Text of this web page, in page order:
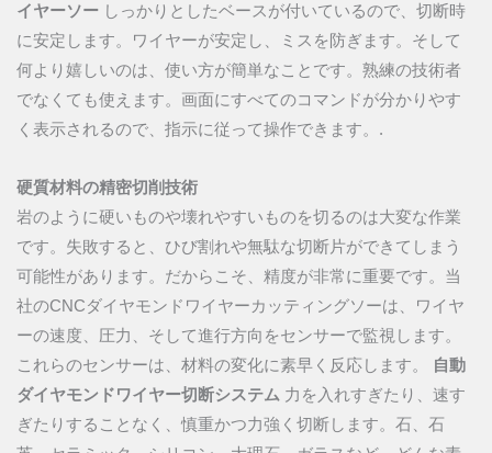
イヤーソー しっかりとしたベースが付いているので、切断時
に安定します。ワイヤーが安定し、ミスを防ぎます。そして
何より嬉しいのは、使い方が簡単なことです。熟練の技術者
でなくても使えます。画面にすべてのコマンドが分かりやす
く表示されるので、指示に従って操作できます。.
硬質材料の精密切削技術
岩のように硬いものや壊れやすいものを切るのは大変な作業
です。失敗すると、ひび割れや無駄な切断片ができてしまう
可能性があります。だからこそ、精度が非常に重要です。当
社のCNCダイヤモンドワイヤーカッティングソーは、ワイヤ
ーの速度、圧力、そして進行方向をセンサーで監視します。
これらのセンサーは、材料の変化に素早く反応します。
自動
ダイヤモンドワイヤー切断システム 力を入れすぎたり、速す
ぎたりすることなく、慎重かつ力強く切断します。石、石